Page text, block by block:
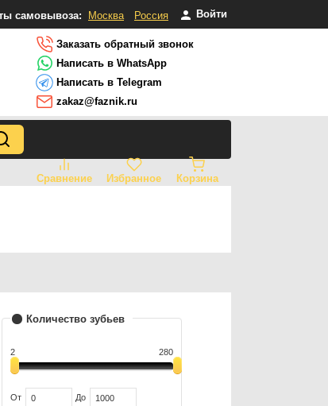
самовывоза: Москва Россия Войти
Заказать обратный звонок
Написать в WhatsApp
Написать в Telegram
zakaz@faznik.ru
Сравнение Избранное Корзина
Количество зубьев
2 280
От До